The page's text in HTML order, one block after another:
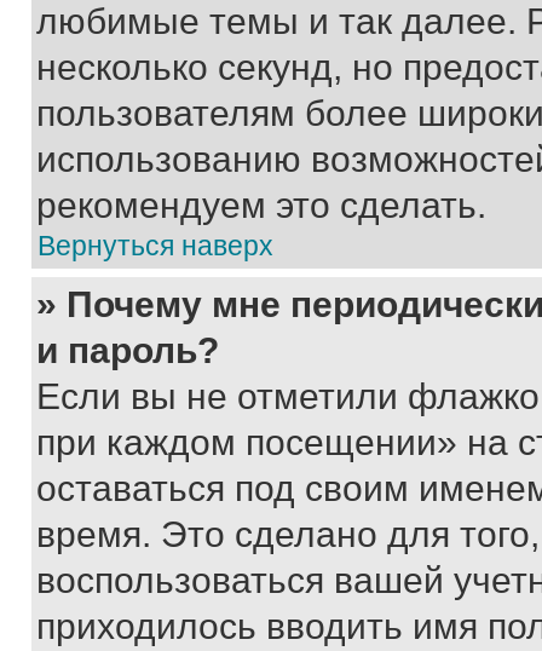
любимые темы и так далее.
несколько секунд, но
пользователям более
использованию
рекомендуем это сделать.
Вернуться наверх
» Почему мне
и пароль?
Если вы не отметили
при каждом посещении» на
оставаться под своим
время. Это сделано для
воспользоваться вашей
приходилось вводить имя